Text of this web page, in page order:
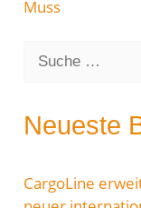
Muss
c
e
Neueste
CargoLine